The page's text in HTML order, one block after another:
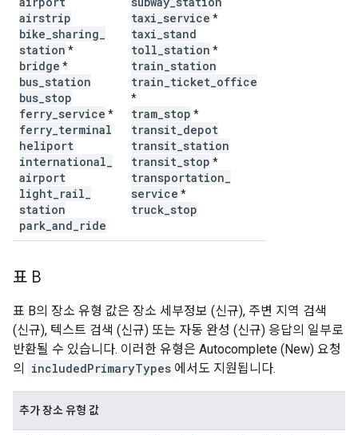
airstrip
bike sharing
station *
bridge *
bus station
bus stop
ferry service *
ferry terminal
heliport
international
airport
light rail
station
park and ride
taxi service *
taxi stand
toll station *
train station
train ticket office
*
tram stop *
transit depot
transit station
transit stop *
transportation
service *
truck stop
표 B
표 B의 장소 유형 값은 장소 세부정보 (신규), 주변 지역 검색
(신규), 텍스트 검색 (신규) 또는 자동 완성 (신규) 응답의 일부로
반환될 수 있습니다. 이러한 유형은 Autocomplete (New) 요청
의
includedPrimaryTypes 에서도 지원됩니다.
추가 장소 유형 값